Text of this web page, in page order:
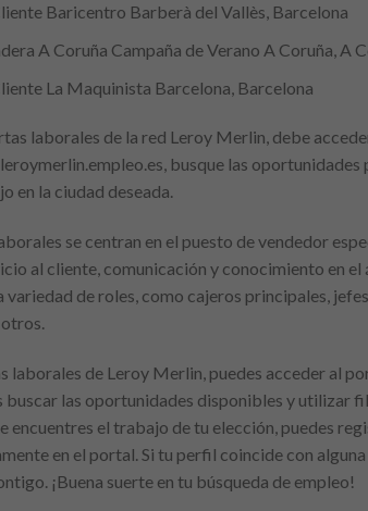
Baricentro Barberà del Vallès, Barcelona
A Coruña Campaña de Verano A Coruña, A
La Maquinista Barcelona, Barcelona
laborales de la red Leroy Merlin, debe
leroymerlin.empleo.es, busque las
en la ciudad deseada.
se centran en el puesto de vendedor
al cliente, comunicación y conocimiento en
de roles, como cajeros principales,
laborales de Leroy Merlin, puedes acceder al
buscar las oportunidades disponibles y utilizar
encuentres el trabajo de tu elección, puedes
en el portal. Si tu perfil coincide con
¡Buena suerte en tu búsqueda de empleo!